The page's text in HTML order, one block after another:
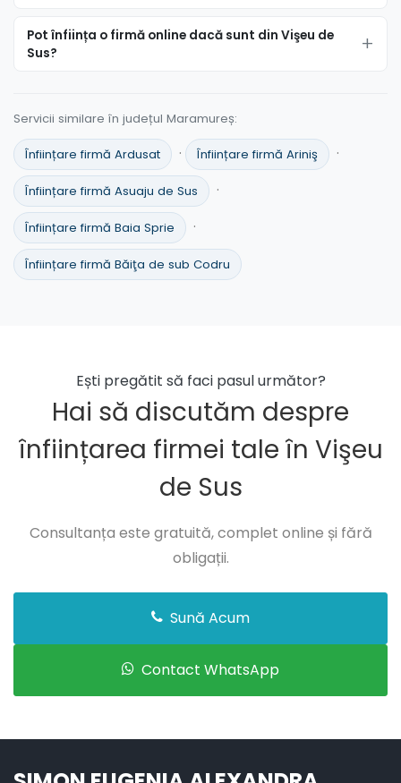
Pot înființa o firmă online dacă sunt din Vişeu de
Sus?
Servicii similare în județul Maramureș:
Înființare firmă Ardusat · Înființare firmă Ariniş ·
Înființare firmă Asuaju de Sus ·
Înființare firmă Baia Sprie ·
Înființare firmă Băiţa de sub Codru
Ești pregătit să faci pasul următor?
Hai să discutăm despre
înființarea firmei tale în Vişeu
de Sus
Consultanța este gratuită, complet online și fără
obligații.
Sună Acum
Contact WhatsApp